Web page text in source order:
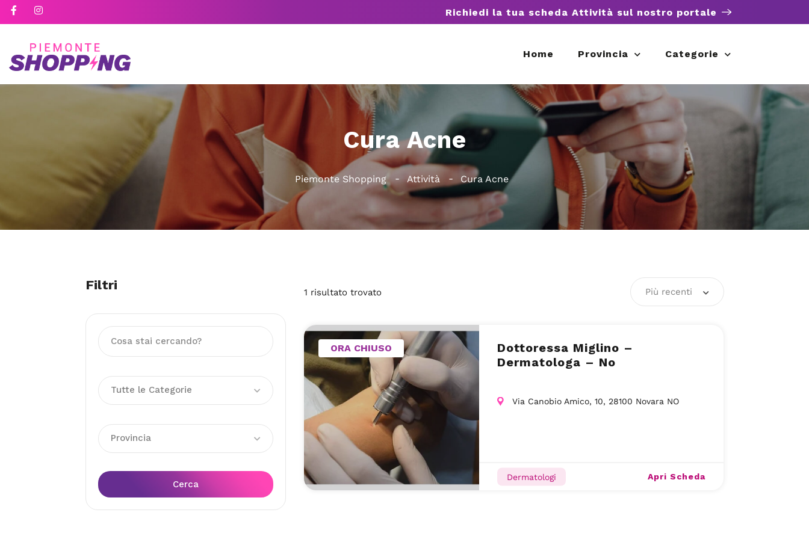
Richiedi la tua scheda Attività sul nostro portale
Home Provincia Categorie
Cura Acne
Piemonte Shopping Attività Cura Acne
Filtri
Tutte le Categorie
Provincia
Cerca
1 risultato trovato Più recenti
ORA CHIUSO
Dottoressa Miglino –
Dermatologa – No
Via Canobio Amico, 10, 28100 Novara NO
Dermatologi Apri Scheda